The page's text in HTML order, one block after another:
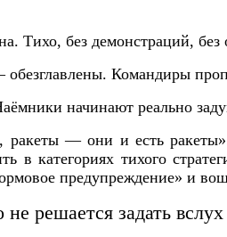
Тихо, без демонстраций, без
Командиры
начинают реально
ракеты — они и есть
в категориях тихого
предупреждение» и
решается задать вслух